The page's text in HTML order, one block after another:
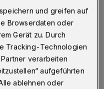
Themen.
Beratungsangebot für
Fachkräfte. Ab sofort ist
Lesezeit
und greifen auf
Browserdaten oder
Gerät zu. Durch
Tracking-Technologien
verarbeiten
aufgeführten
ablehnen oder